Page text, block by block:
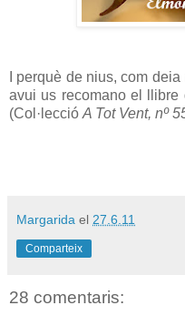
I perquè de nius, com
avui us recomano el
(Col·lecció A Tot Vent, nº
Margarida el 27.6.11
Comparteix
28 comentaris: